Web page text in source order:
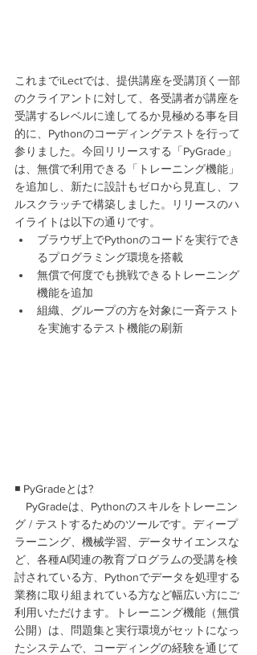
これまでiLectでは、提供講座を受講頂く一部
のクライアントに対して、各受講者が講座を
受講するレベルに達してるか見極める事を目
的に、Pythonのコーディングテストを行って
参りました。今回リリースする「PyGrade」
は、無償で利用できる「トレーニング機能」
を追加し、新たに設計もゼロから見直し、フ
ルスクラッチで構築しました。リリースのハ
イライトは以下の通りです。
ブラウザ上でPythonのコードを実行でき
るプログラミング環境を搭載
無償で何度でも挑戦できるトレーニング
機能を追加
組織、グループの方を対象に一斉テスト
を実施するテスト機能の刷新
◾ PyGradeとは?
PyGradeは、Pythonのスキルをトレーニン
グ / テストするためのツールです。ディープ
ラーニング、機械学習、データサイエンスな
ど、各種AI関連の教育プログラムの受講を検
討されている方、Pythonでデータを処理する
業務に取り組まれている方など幅広い方にご
利用いただけます。トレーニング機能（無償
公開）は、問題集と実行環境がセットになっ
たシステムで、コーディングの経験を通じて